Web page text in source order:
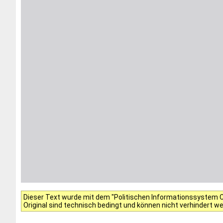
Dieser Text wurde mit dem "Politischen Informationssystem
Original sind technisch bedingt und können nicht verhindert